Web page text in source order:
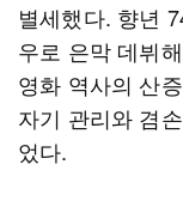
별세했다. 향년
우로 은막 데뷔
영화 역사의 산
자기 관리와 겸
었다.